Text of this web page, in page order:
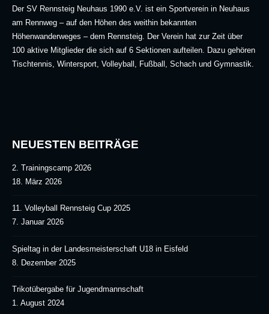
Der SV Rennsteig Neuhaus 1990 e.V. ist ein Sportverein in Neuhaus
am Rennweg – auf den Höhen des weithin bekannten
Höhenwanderweges – dem Rennsteig. Der Verein hat zur Zeit über
100 aktive Mitglieder die sich auf 6 Sektionen aufteilen. Dazu gehören
Tischtennis, Wintersport, Volleyball, Fußball, Schach und Gymnastik.
NEUESTEN BEITRÄGE
2. Trainingscamp 2026
18. März 2026
11. Volleyball Rennsteig Cup 2025
7. Januar 2026
Spieltag in der Landesmeisterschaft U18 in Eisfeld
8. Dezember 2025
Trikotübergabe für Jugendmannschaft
1. August 2024